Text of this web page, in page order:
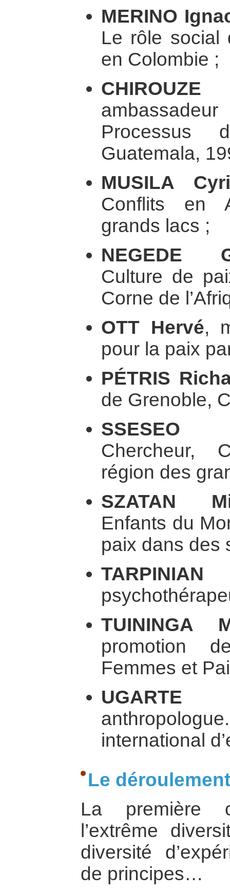
MERINO
Le rôle social
en Colombie ;
Processus
Guatemala,
MUSILA
Conflits en
grands lacs ;
NEGEDE
Culture de
Corne de
OTT Hervé,
pour la paix
PÉTRIS
de Grenoble,
SSESEO
Chercheur,
région des
SZATAN
Enfants du
paix dans des
TUININGA
promotion
Femmes et
UGARTE
international
Le
La première
l’extrême
diversité
de principes…